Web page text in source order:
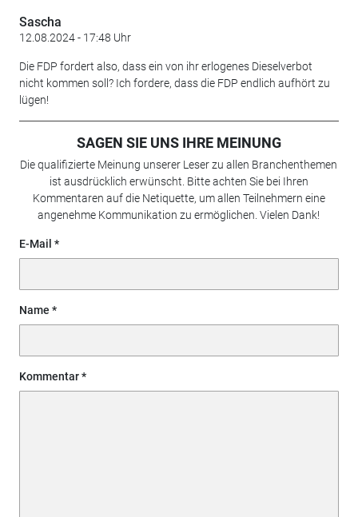
Sascha
12.08.2024 - 17:48 Uhr
Die FDP fordert also, dass ein von ihr erlogenes Dieselverbot
nicht kommen soll? Ich fordere, dass die FDP endlich aufhört zu
lügen!
SAGEN SIE UNS IHRE MEINUNG
Die qualifizierte Meinung unserer Leser zu allen Branchenthemen
ist ausdrücklich erwünscht. Bitte achten Sie bei Ihren
Kommentaren auf die Netiquette, um allen Teilnehmern eine
angenehme Kommunikation zu ermöglichen. Vielen Dank!
E-Mail
Name
Kommentar